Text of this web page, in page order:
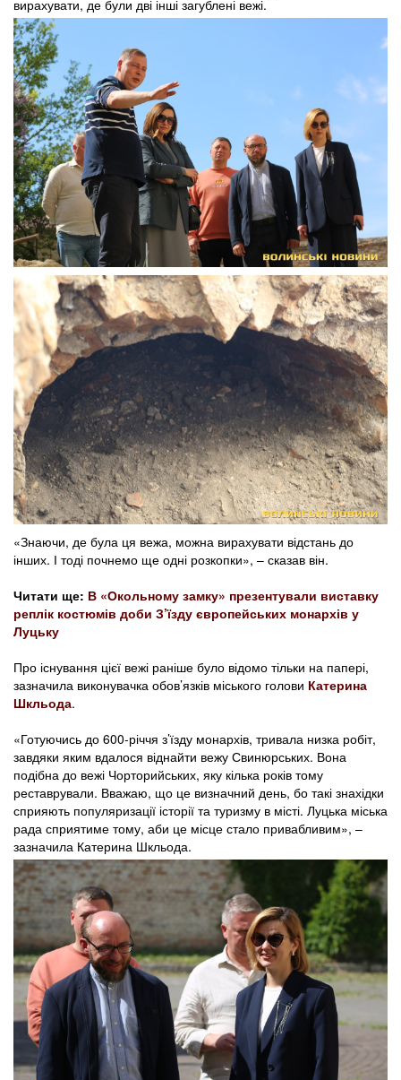
вирахувати, де були дві інші загублені вежі.
«Знаючи, де була ця вежа, можна вирахувати відстань до
інших. І тоді почнемо ще одні розкопки», – сказав він.
Читати ще: В «Окольному замку» презентували виставку
реплік костюмів доби З’їзду європейських монархів у
Луцьку
Про існування цієї вежі раніше було відомо тільки на папері,
зазначила виконувачка обов’язків міського голови Катерина
Шкльода.
«Готуючись до 600-річчя з’їзду монархів, тривала низка робіт,
завдяки яким вдалося віднайти вежу Свинюрських. Вона
подібна до вежі Чорторийських, яку кілька років тому
реставрували. Вважаю, що це визначний день, бо такі знахідки
сприяють популяризації історії та туризму в місті. Луцька міська
рада сприятиме тому, аби це місце стало привабливим», –
зазначила Катерина Шкльода.